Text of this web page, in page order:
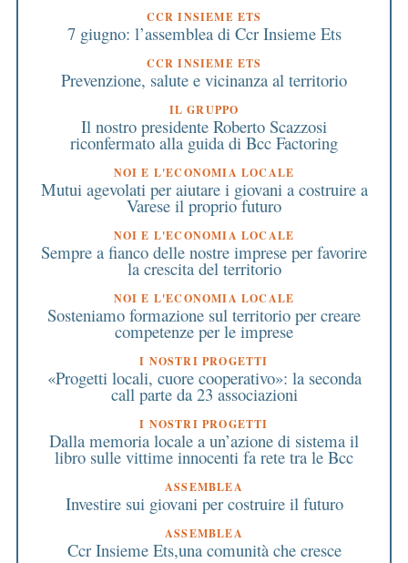
CCR INSIEME ETS
7 giugno: l’assemblea di Ccr Insieme Ets
CCR INSIEME ETS
Prevenzione, salute e vicinanza al territorio
IL GRUPPO
Il nostro presidente Roberto Scazzosi
riconfermato alla guida di Bcc Factoring
NOI E L'ECONOMIA LOCALE
Mutui agevolati per aiutare i giovani a costruire a
Varese il proprio futuro
NOI E L'ECONOMIA LOCALE
Sempre a fianco delle nostre imprese per favorire
la crescita del territorio
NOI E L'ECONOMIA LOCALE
Sosteniamo formazione sul territorio per creare
competenze per le imprese
I NOSTRI PROGETTI
«Progetti locali, cuore cooperativo»: la seconda
call parte da 23 associazioni
I NOSTRI PROGETTI
Dalla memoria locale a un’azione di sistema il
libro sulle vittime innocenti fa rete tra le Bcc
ASSEMBLEA
Investire sui giovani per costruire il futuro
ASSEMBLEA
Ccr Insieme Ets,una comunità che cresce